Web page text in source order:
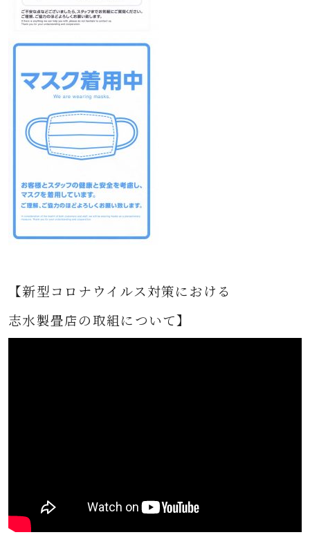
【新型コロナウイルス対策における
志水製畳店の取組について】